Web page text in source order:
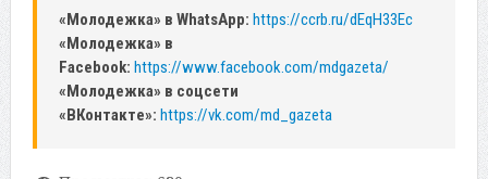
«Молодежка» в WhatsApp: https://ccrb.ru/dEqH33Ec
«Молодежка» в
Facebook: https://www.facebook.com/mdgazeta/
«Молодежка» в соцсети
«ВКонтакте»: https://vk.com/md_gazeta